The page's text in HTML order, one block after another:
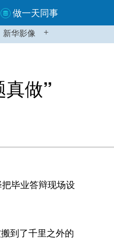
做一天同事
新华影像 +
做”
毕业答辩现场设
到了千里之外的